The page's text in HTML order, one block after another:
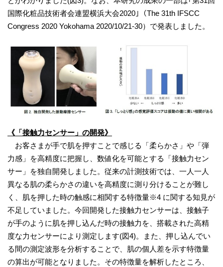
国際化粧品技術者会連盟横浜大会2020｣（The 31th IFSCC
Congress 2020 Yokohama 2020/10/21-30）で発表しました。
《「接触力センサー」の開発》
お客さまが手で肌を押すことで感じる「柔らかさ」や「弾
力感」を高精度に把握し、数値化を可能とする「接触力セン
サー」を独自開発しました。従来の計測技術では、一人一人
異なる肌の柔らかさの違いを高精度に測り分けることが難し
く、肌を押した時の触感に相関する特徴量※4 に関する知見が
不足していました。今回開発した接触力センサーは、接触子
が手のように肌を押し込んだ時の接触力を、搭載された高精
度な力センサーにより測定します(図4)。また、押し込んでい
る間の測定波形を分析することで、肌の個人差を示す特徴量
の算出が可能となりました。その特徴量を解析したところ、